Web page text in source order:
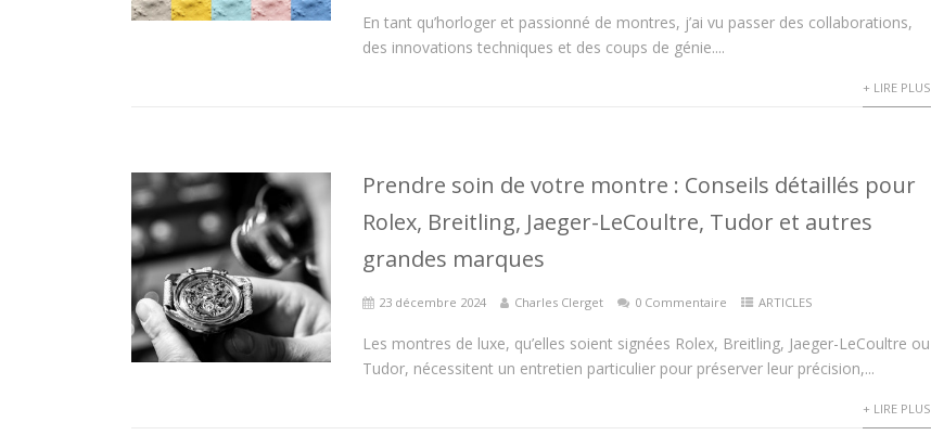
En tant qu’horloger et passionné de montres, j’ai vu passer des collaborations,
des innovations techniques et des coups de génie....
+ LIRE PLUS
Prendre soin de votre montre : Conseils détaillés pour
Rolex, Breitling, Jaeger-LeCoultre, Tudor et autres
grandes marques
23 décembre 2024 Charles Clerget 0 Commentaire ARTICLES
Les montres de luxe, qu’elles soient signées Rolex, Breitling, Jaeger-LeCoultre ou
Tudor, nécessitent un entretien particulier pour préserver leur précision,...
+ LIRE PLUS